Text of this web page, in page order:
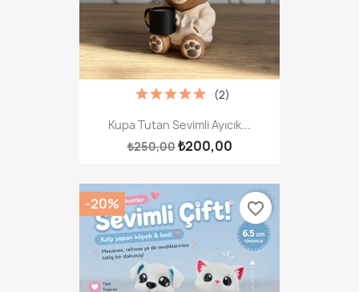
Kupa Tutan Sevimli Ayıcık...
₺250,00₺200,00
(2)
-20% favorite_border